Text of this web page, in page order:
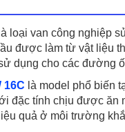
loại van công nghiệp
được làm từ vật liệu
dụng cho các đường
16C là model phổ biến
đặc tính chịu được ăn
quả ở môi trường